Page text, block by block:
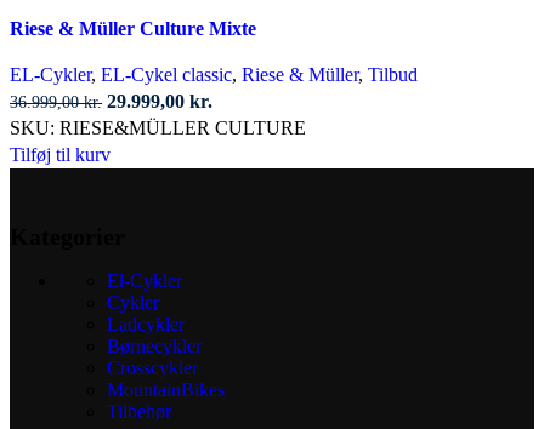
Riese & Müller Culture Mixte
EL-Cykler, EL-Cykel classic, Riese & Müller, Tilbud
36.999,00kr. Den
oprindelige
pris
29.999,00 kr.
aktuelle
SKU: RIESE&MÜLLER CULTURE
Tilføj til kurv
El-Cykler
Cykler
Ladcykler
Børnecykler
Crosscykler
MountainBikes
Tilbehør